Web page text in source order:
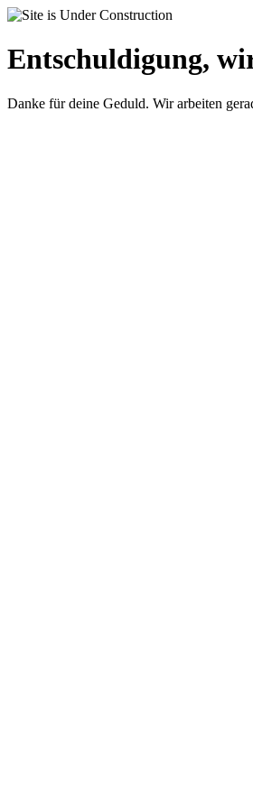
Entschuldigung,
Danke für deine Geduld. Wir arbeiten